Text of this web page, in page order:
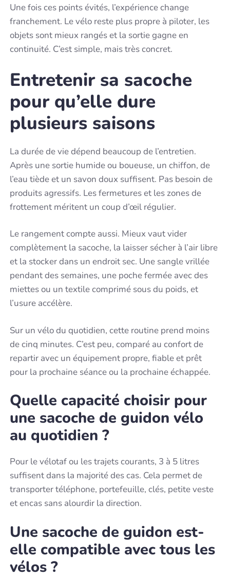
Une fois ces points évités, l’expérience change
franchement. Le vélo reste plus propre à piloter, les
objets sont mieux rangés et la sortie gagne en
continuité. C’est simple, mais très concret.
Entretenir sa sacoche
pour qu’elle dure
plusieurs saisons
La durée de vie dépend beaucoup de l’entretien.
Après une sortie humide ou boueuse, un chiffon, de
l’eau tiède et un savon doux suffisent. Pas besoin de
produits agressifs. Les fermetures et les zones de
frottement méritent un coup d’œil régulier.
Le rangement compte aussi. Mieux vaut vider
complètement la sacoche, la laisser sécher à l’air libre
et la stocker dans un endroit sec. Une sangle vrillée
pendant des semaines, une poche fermée avec des
miettes ou un textile comprimé sous du poids, et
l’usure accélère.
Sur un vélo du quotidien, cette routine prend moins
de cinq minutes. C’est peu, comparé au confort de
repartir avec un équipement propre, fiable et prêt
pour la prochaine séance ou la prochaine échappée.
Quelle capacité choisir pour
une sacoche de guidon vélo
au quotidien ?
Pour le vélotaf ou les trajets courants, 3 à 5 litres
suffisent dans la majorité des cas. Cela permet de
transporter téléphone, portefeuille, clés, petite veste
et encas sans alourdir la direction.
Une sacoche de guidon est-
elle compatible avec tous les
vélos ?